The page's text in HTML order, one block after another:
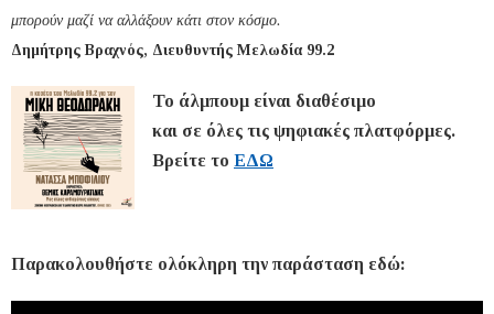
μπορούν μαζί να αλλάξουν κάτι στον κόσμο.
Δημήτρης Βραχνός, Διευθυντής Μελωδία 99.2
Το άλμπουμ είναι διαθέσιμο
και σε όλες τις ψηφιακές πλατφόρμες.
Βρείτε το ΕΔΩ
Παρακολουθήστε ολόκληρη την παράσταση εδώ: